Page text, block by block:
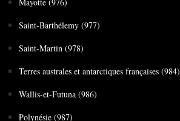
Saint-Barthélemy (977)
Saint-Martin (978)
Terres australes et antarctiques françaises (984)
Wallis-et-Futuna (986)
Polynésie (987)